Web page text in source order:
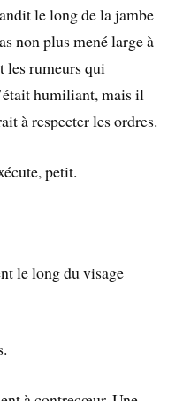
le long de la jambe
non plus mené large à
les rumeurs qui
humiliant, mais il
à respecter les ordres.
petit.
le long du visage